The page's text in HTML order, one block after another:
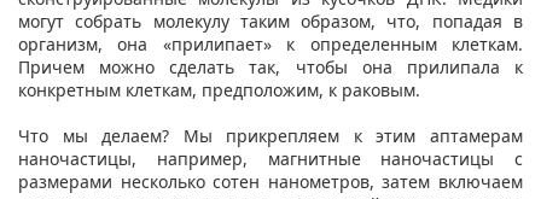
могут собрать молекулу таким образом, что, попадая в
организм, она «прилипает» к определенным клеткам.
Причем можно сделать так, чтобы она прилипала к
конкретным клеткам, предположим, к раковым.
Что мы делаем? Мы прикрепляем к этим аптамерам
наночастицы, например, магнитные наночастицы с
размерами несколько сотен нанометров, затем включаем